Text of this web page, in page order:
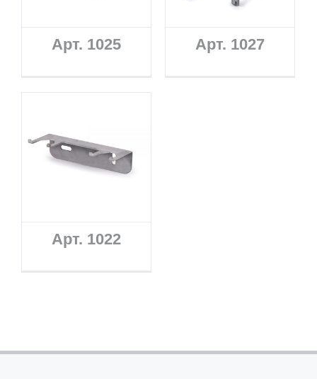
Арт. 1025 Арт. 1027
Арт. 1022